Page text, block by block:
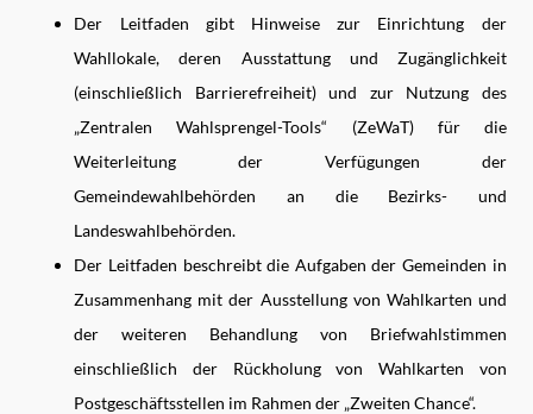
Der Leitfaden gibt Hinweise zur Einrichtung der
Wahllokale, deren Ausstattung und Zugänglichkeit
(einschließlich Barrierefreiheit) und zur Nutzung des
„Zentralen Wahlsprengel-Tools“ (ZeWaT) für die
Weiterleitung der Verfügungen der
Gemeindewahlbehörden an die Bezirks- und
Landeswahlbehörden.
Der Leitfaden beschreibt die Aufgaben der Gemeinden in
Zusammenhang mit der Ausstellung von Wahlkarten und
der weiteren Behandlung von Briefwahlstimmen
einschließlich der Rückholung von Wahlkarten von
Postgeschäftsstellen im Rahmen der „Zweiten Chance“.